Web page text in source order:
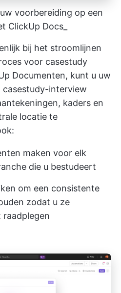
voorbereiding op een
ClickUp Docs_
bij het stroomlijnen
voor casestudy
Documenten, kunt u uw
interview
kaders en
locatie te
maken voor elk
die u bestudeert
om een consistente
zodat u ze
raadplegen